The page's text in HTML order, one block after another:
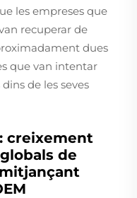
les empreses que
recuperar de
dues
que van intentar
de les seves
creixement
de